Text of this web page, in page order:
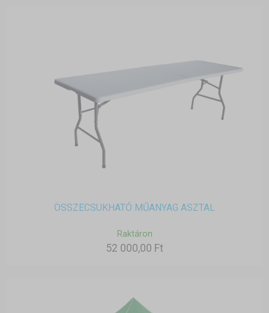
ÖSSZECSUKHATÓ MŰANYAG ASZTAL
Raktáron
52 000,00 Ft